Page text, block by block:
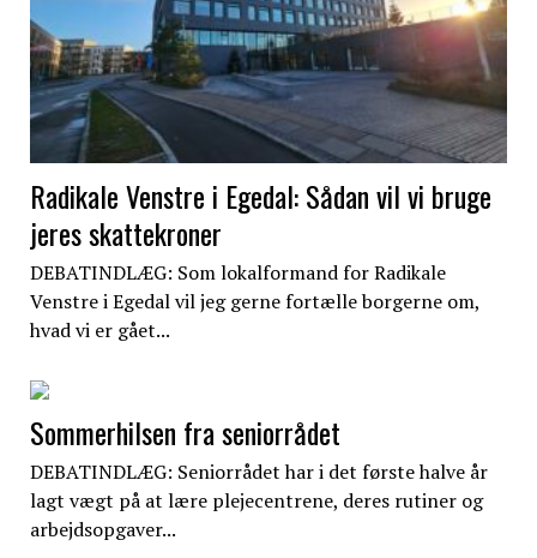
Radikale Venstre i Egedal: Sådan vil vi bruge
jeres skattekroner
DEBATINDLÆG: Som lokalformand for Radikale
Venstre i Egedal vil jeg gerne fortælle borgerne om,
hvad vi er gået...
Sommerhilsen fra seniorrådet
DEBATINDLÆG: Seniorrådet har i det første halve år
lagt vægt på at lære plejecentrene, deres rutiner og
arbejdsopgaver...